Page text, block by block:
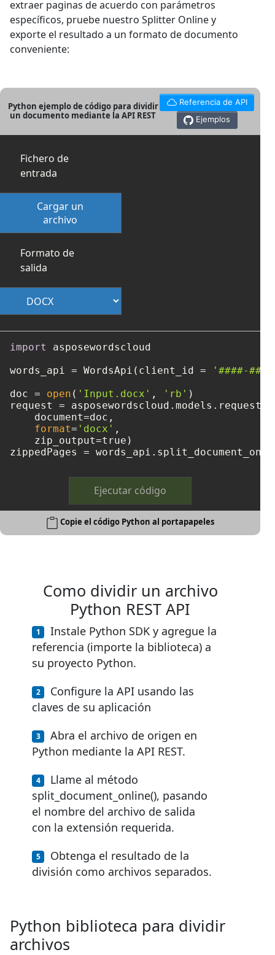
extraer paginas de acuerdo con parámetros
específicos, pruebe nuestro Splitter Online y
exporte el resultado a un formato de documento
conveniente:
Python ejemplo de código para dividir
un documento mediante la API REST
Referencia de API
Ejemplos
Fichero de
entrada
Cargar un
archivo
Formato de
salida
import
asposewordscloud
words_api = WordsApi(client_id =
'####-
doc = open ( 'Input.docx' , 'rb' )
request =
    document=doc,
format= 'docx' ,
    zip_output=true)
zippedPages =
Ejecutar código
Copie el código Python al portapapeles
Como dividir un archivo
Python REST API
Instale Python SDK y agregue la
referencia (importe la biblioteca) a
su proyecto Python.
Configure la API usando las
claves de su aplicación
Abra el archivo de origen en
Python mediante la API REST.
Llame al método
split_document_online(), pasando
el nombre del archivo de salida
con la extensión requerida.
Obtenga el resultado de la
división como archivos separados.
Python biblioteca para dividir
archivos